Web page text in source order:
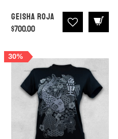
Geisha Roja
$700.00
30%